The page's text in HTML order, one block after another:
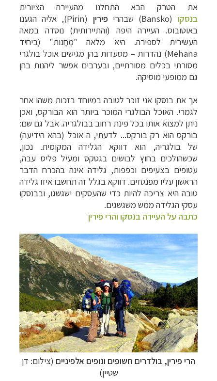
את הטרק הבא התחלנו מהעיירה הציורית
בנסקו(Bansko)שבהרי פירין (
Pirin), אליה הגענו
באוטובוס. העיירה היפה (והתיירותית) נוסדה במאה
העשירית לספירה. היא מלאה "מֶחָנות" (ביחיד
Mehana) נהדרות – מסעדות בהן מגישים אוכל בולגרי
מסורתי בכלים מסורתיים, ובערבים אפשר ליהנות בהן
גם ממופעי מוסיקה.
אך את בנסקו אני זוכר לטובה במיוחד בזכות משהו אחר
לגמרי. האוכל הבולגרי המוכר ביותר הוא הבורקס, ואכן
ניתן למצוא אותו בכל פינת רחוב בבולגריה. אבל גם שם:
בורקס הוא רק בורקס... לדעתי, ה-אוכל (בהא הידיעה)
של בולגריה, הוא דווקא הגלידה המקומית. נכון,
שכשהולכים בחוץ לבושים בגטקס ומעיל פליס עבה,
עטופים בצעיפים וכפפות, גלידה אינה בהכרח הדבר
הראשון עליו מפנטזים. דווקא בגלל זה תחשבו איזו גלידה
טובה היא צריכה להיות כדי שהעסקים ישגשגו, ובבנסקו
עסקי הגלידה ממש משגשגים.
כתבה על העיירה בנסקו והרי פירין
הרי פירין, בולדרים חשופים ונופים אלפיניים (צילום: דן
שטיין)
תכנוןטיולים למדינות אירופהלחצו לרשימת היעדים »
תכנוןטיולים לצפון אמריקה לחצו לרשימת היעדים »
קרוזים והפלגות נופשלחצו לרשימת היעדים »